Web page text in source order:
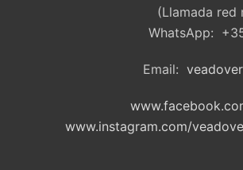
(Llamada red
WhatsApp:
Email:
www.instagram.com/